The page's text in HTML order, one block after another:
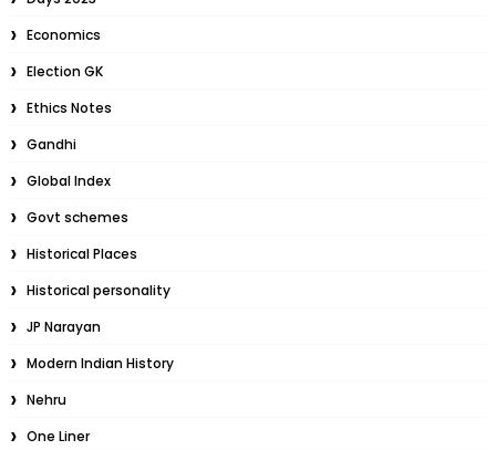
Economics
Election GK
Ethics Notes
Gandhi
Global Index
Govt schemes
Historical Places
Historical personality
JP Narayan
Modern Indian History
Nehru
One Liner